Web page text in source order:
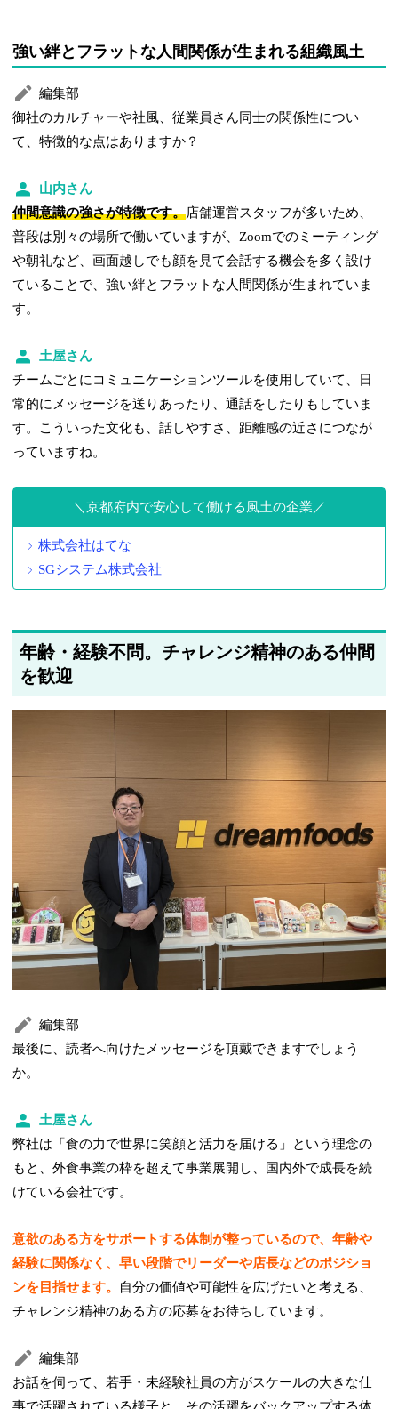
強い絆とフラットな人間関係が生まれる組織風土
編集部
御社のカルチャーや社風、従業員さん同士の関係性につい
て、特徴的な点はありますか？
山内さん
仲間意識の強さが特徴です。店舗運営スタッフが多いため、
普段は別々の場所で働いていますが、Zoomでのミーティング
や朝礼など、画面越しでも顔を見て会話する機会を多く設け
ていることで、強い絆とフラットな人間関係が生まれていま
す。
土屋さん
チームごとにコミュニケーションツールを使用していて、日
常的にメッセージを送りあったり、通話をしたりもしていま
す。こういった文化も、話しやすさ、距離感の近さにつなが
っていますね。
京都府内で安心して働ける風土の企業
株式会社はてな
SGシステム株式会社
年齢・経験不問。チャレンジ精神のある仲間
を歓迎
編集部
最後に、読者へ向けたメッセージを頂戴できますでしょう
か。
土屋さん
弊社は「食の力で世界に笑顔と活力を届ける」という理念の
もと、外食事業の枠を超えて事業展開し、国内外で成長を続
けている会社です。
意欲のある方をサポートする体制が整っているので、年齢や
経験に関係なく、早い段階でリーダーや店長などのポジショ
ンを目指せます。
自分の価値や可能性を広げたいと考える、
チャレンジ精神のある方の応募をお待ちしています。
編集部
お話を伺って、若手・未経験社員の方がスケールの大きな仕